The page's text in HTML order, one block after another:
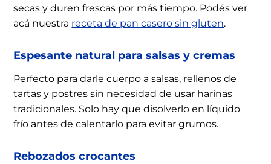
secas y duren frescas por más tiempo. Podés ver
acá nuestra receta de pan casero sin gluten.
Espesante natural para salsas y cremas
Perfecto para darle cuerpo a salsas, rellenos de
tartas y postres sin necesidad de usar harinas
tradicionales. Solo hay que disolverlo en líquido
frío antes de calentarlo para evitar grumos.
Rebozados crocantes